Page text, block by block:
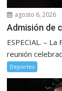
agosto 6, 2026
Admisión de
ESPECIAL. –
reunión
Deportes